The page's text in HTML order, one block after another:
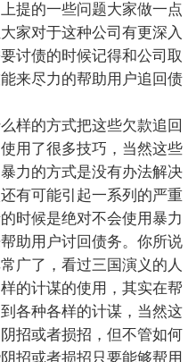
提的一些问题大家做一点
家对于这种公司有更深入
讨债的时候记得和公司取
来尽力的帮助用户追回债
样的方式把这些欠款追回
用了很多技巧，当然这些
力的方式是没有办法解决
有可能引起一系列的严重
时候是绝对不会使用暴力
助用户讨回债务。你所说
广了，看过三国演义的人
的计谋的使用，其实在帮
各种各样的计谋，当然这
招或者损招，但不管如何
招或者损招只要能够帮用